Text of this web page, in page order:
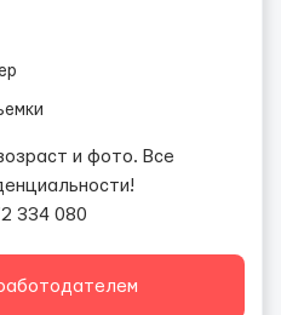
и фото. Все
334 080